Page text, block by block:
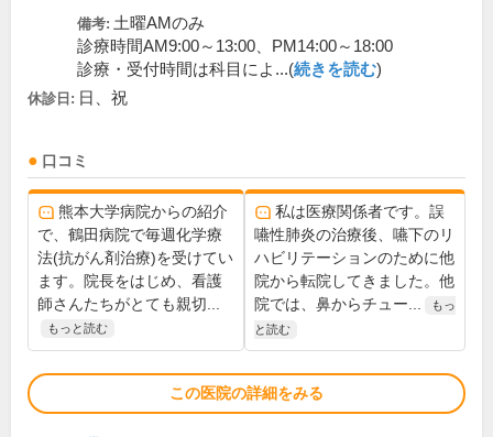
備考: 土曜AMのみ
診療時間AM9:00～13:00、PM14:00～18:00
診療・受付時間は科目によ...(続きを読む)
休診日: 日、祝
口コミ
熊本大学病院からの紹介
で、鶴田病院で毎週化学療
法(抗がん剤治療)を受けてい
ます。院長をはじめ、看護
師さんたちがとても親切...
もっと読む
私は医療関係者です。誤
嚥性肺炎の治療後、嚥下のリ
ハビリテーションのために他
院から転院してきました。他
院では、鼻からチュー...
もっ
と読む
この医院の詳細をみる